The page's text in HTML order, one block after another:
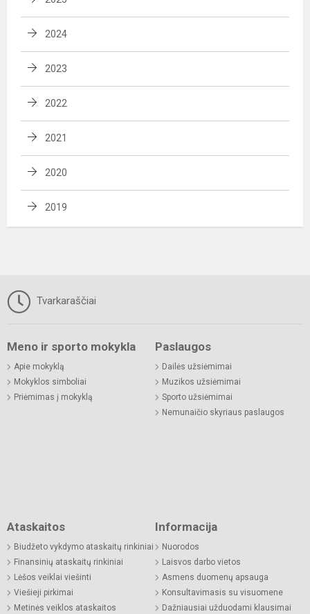
2024
2023
2022
2021
2020
2019
Tvarkaraščiai
Meno ir sporto mokykla
Apie mokyklą
Mokyklos simboliai
Priėmimas į mokyklą
Paslaugos
Dailės užsiėmimai
Muzikos užsiėmimai
Sporto užsiėmimai
Nemunaičio skyriaus paslaugos
Ataskaitos
Biudžeto vykdymo ataskaitų rinkiniai
Finansinių ataskaitų rinkiniai
Lėšos veiklai viešinti
Viešieji pirkimai
Metinės veiklos ataskaitos
Informacija
Nuorodos
Laisvos darbo vietos
Asmens duomenų apsauga
Konsultavimasis su visuomene
Dažniausiai užduodami klausimai